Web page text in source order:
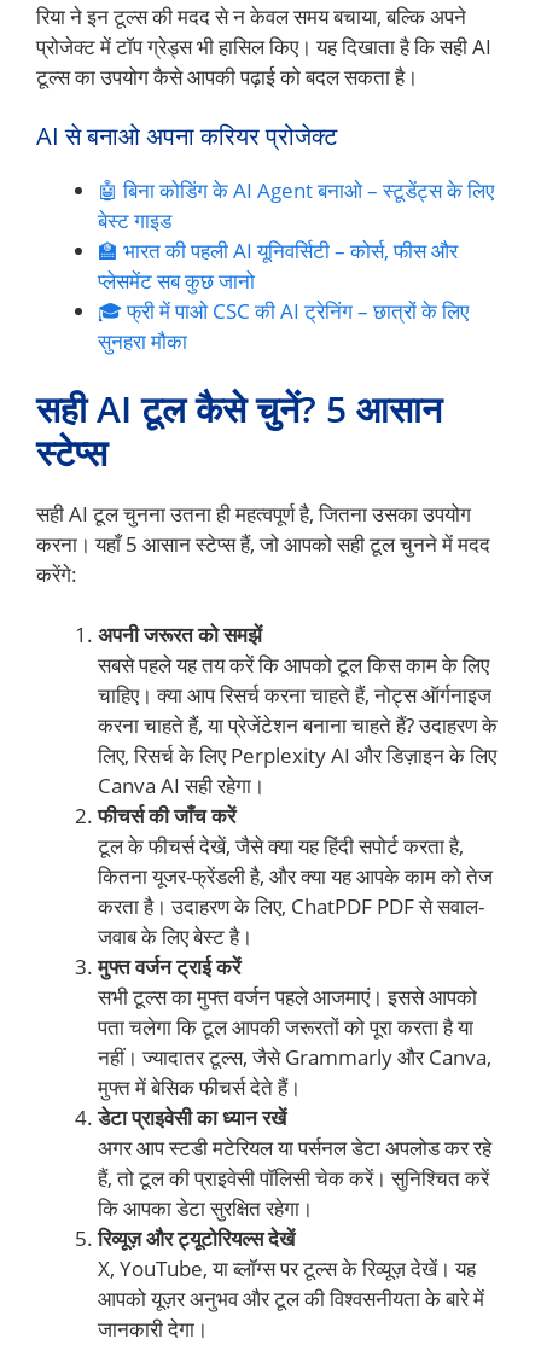
रिया ने इन टूल्स की मदद से न केवल समय बचाया, बल्कि अपने
प्रोजेक्ट में टॉप ग्रेड्स भी हासिल किए। यह दिखाता है कि सही AI
टूल्स का उपयोग कैसे आपकी पढ़ाई को बदल सकता है।
AI से बनाओ अपना करियर प्रोजेक्ट
🤖 बिना कोडिंग के AI Agent बनाओ – स्टूडेंट्स के लिए
बेस्ट गाइड
🏫 भारत की पहली AI यूनिवर्सिटी – कोर्स, फीस और
प्लेसमेंट सब कुछ जानो
🎓 फ्री में पाओ CSC की AI ट्रेनिंग – छात्रों के लिए
सुनहरा मौका
सही AI टूल कैसे चुनें? 5 आसान
स्टेप्स
सही AI टूल चुनना उतना ही महत्वपूर्ण है, जितना उसका उपयोग
करना। यहाँ 5 आसान स्टेप्स हैं, जो आपको सही टूल चुनने में मदद
करेंगे:
अपनी जरूरत को समझें
सबसे पहले यह तय करें कि आपको टूल किस काम के लिए
चाहिए। क्या आप रिसर्च करना चाहते हैं, नोट्स ऑर्गनाइज
करना चाहते हैं, या प्रेजेंटेशन बनाना चाहते हैं? उदाहरण के
लिए, रिसर्च के लिए Perplexity AI और डिज़ाइन के लिए
Canva AI सही रहेगा।
फीचर्स की जाँच करें
टूल के फीचर्स देखें, जैसे क्या यह हिंदी सपोर्ट करता है,
कितना यूजर-फ्रेंडली है, और क्या यह आपके काम को तेज
करता है। उदाहरण के लिए, ChatPDF PDF से सवाल-
जवाब के लिए बेस्ट है।
मुफ्त वर्जन ट्राई करें
सभी टूल्स का मुफ्त वर्जन पहले आजमाएं। इससे आपको
पता चलेगा कि टूल आपकी जरूरतों को पूरा करता है या
नहीं। ज्यादातर टूल्स, जैसे Grammarly और Canva,
मुफ्त में बेसिक फीचर्स देते हैं।
डेटा प्राइवेसी का ध्यान रखें
अगर आप स्टडी मटेरियल या पर्सनल डेटा अपलोड कर रहे
हैं, तो टूल की प्राइवेसी पॉलिसी चेक करें। सुनिश्चित करें
कि आपका डेटा सुरक्षित रहेगा।
रिव्यूज़ और ट्यूटोरियल्स देखें
X, YouTube, या ब्लॉग्स पर टूल्स के रिव्यूज़ देखें। यह
आपको यूज़र अनुभव और टूल की विश्वसनीयता के बारे में
जानकारी देगा।